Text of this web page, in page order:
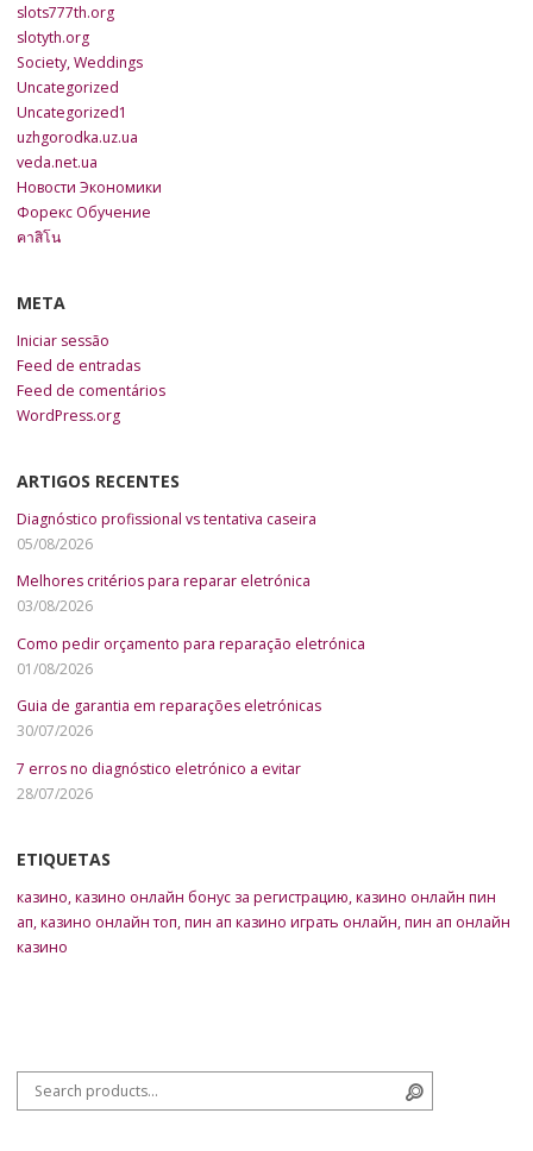
slots777th.org
slotyth.org
Society, Weddings
Uncategorized
Uncategorized1
uzhgorodka.uz.ua
veda.net.ua
Новости Экономики
Форекс Обучение
คาสิโน
META
Iniciar sessão
Feed de entradas
Feed de comentários
WordPress.org
ARTIGOS RECENTES
Diagnóstico profissional vs tentativa caseira
05/08/2026
Melhores critérios para reparar eletrónica
03/08/2026
Como pedir orçamento para reparação eletrónica
01/08/2026
Guia de garantia em reparações eletrónicas
30/07/2026
7 erros no diagnóstico eletrónico a evitar
28/07/2026
ETIQUETAS
казино,казино онлайн бонус за регистрацию,казино онлайн пин
ап,казино онлайн топ,пин ап казино играть онлайн,пин ап онлайн
казино
Search for: